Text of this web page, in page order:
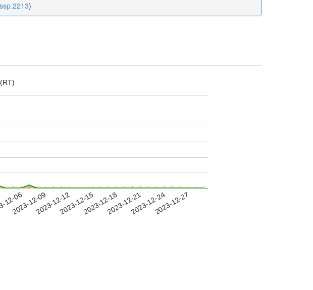
)
06
2023-12-092023-12-122023-12-152023-12-182023-12-212023-12-242023-12-27